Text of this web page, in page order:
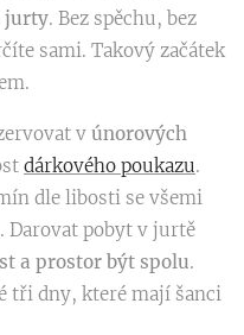
jurty. Bez spěchu, bez
sami. Takový začátek
v únorových
dárkového poukazu.
dle libosti se všemi
Darovat pobyt v jurtě
a prostor být spolu.
tři dny, které mají šanci